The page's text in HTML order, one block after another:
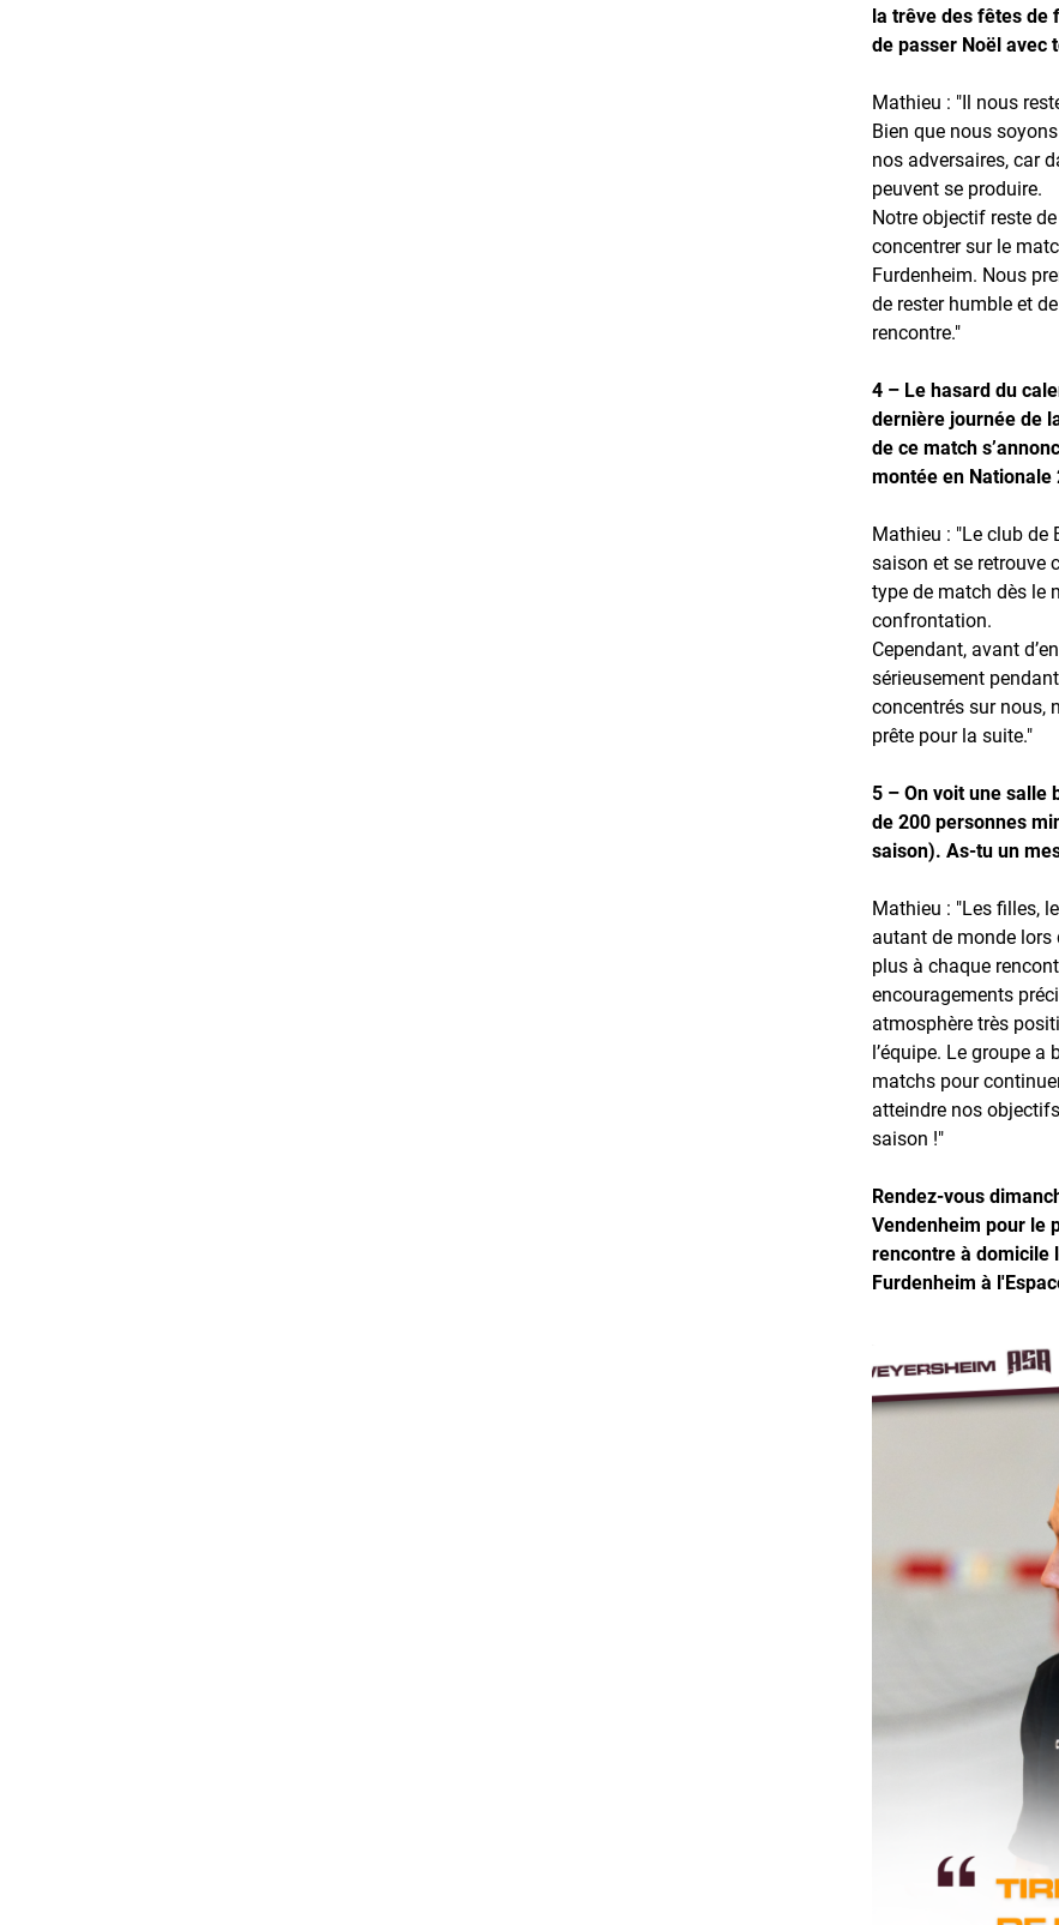
la trêve des fêtes de
de passer Noël avec
Mathieu : "Il nous
Bien que nous
nos adversaires, car
peuvent se produire.
Notre objectif reste
concentrer sur le
Furdenheim. Nous
de rester humble et
rencontre."
4 – Le hasard du
dernière journée de
de ce match
montée en Nationale
Mathieu : "Le club de
saison et se retrouve
type de match dès le
confrontation.
Cependant, avant
sérieusement
concentrés sur nous,
prête pour la suite."
5 – On voit une salle
de 200 personnes
saison). As-tu un
Mathieu : "Les filles,
autant de monde
plus à chaque
encouragements
atmosphère très
l’équipe. Le groupe
matchs pour
atteindre nos
saison !"
Rendez-vous
Vendenheim pour le
rencontre à domicile
Furdenheim à